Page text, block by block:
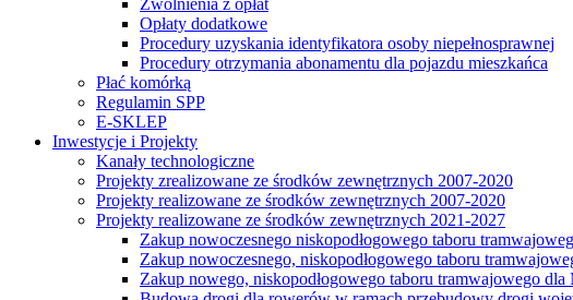
Opłaty dodatkowe
Procedury uzyskania identyfikatora osoby niepełnosprawnej
Procedury otrzymania abonamentu dla pojazdu mieszkańca
Płać komórką
Regulamin SPP
E-SKLEP
Inwestycje i Projekty
Kanały technologiczne
Projekty zrealizowane ze środków zewnętrznych 2007-2020
Projekty realizowane ze środków zewnętrznych 2007-2020
Projekty realizowane ze środków zewnętrznych 2021-2027
Zakup nowoczesnego niskopodłogowego taboru
Zakup nowoczesnego, niskopodłogowego taboru
Zakup nowego, niskopodłogowego taboru tramwajowego